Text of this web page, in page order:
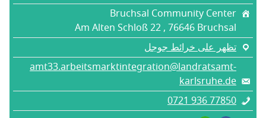
Bruchsal Community Center
Am Alten Schloß 22 , 76646 Bruchsal
تظهر على خرائط جوجل
amt33.arbeitsmarktintegration@landratsamt-
karlsruhe.de
0721 936 77850